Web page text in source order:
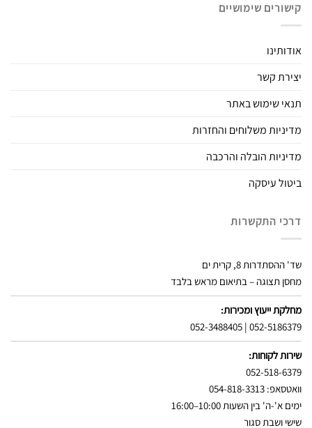
קישורים שימושיים
אודותינו
יצירת קשר
תנאי שימוש באתר
מדיניות משלוחים והחזרות
מדיניות הובלה והרכבה
ביטול עיסקה
דרכי התקשרות
שד' ההסתדרות 8, קרית ים
מחסן תצוגה – בתיאום מראש בלבד
מחלקת ייעוץ ומכירות:
052-5186379
|
052-3488405
שירות לקוחות:
052-518-6379
וואטסאפ: 054-818-3313
ימים א'-ה' בין השעות 10:00–16:00
שישי ושבת סגור